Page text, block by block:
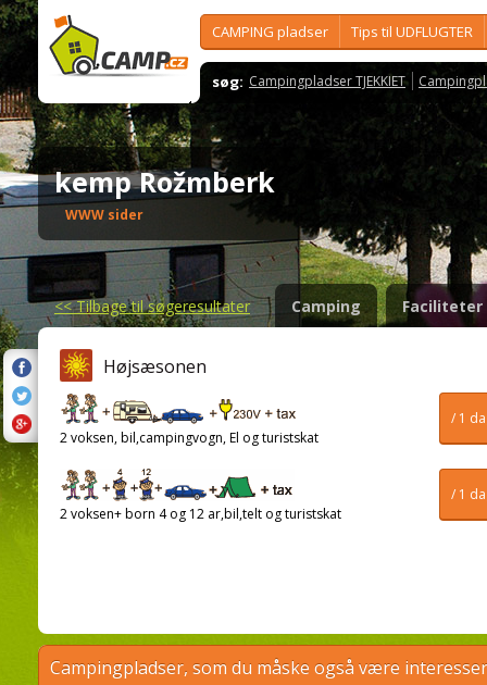
CAMPING pladser Tips til UDFLUGTER
søg: Campingpladser TJEKKIET
kemp Rožmberk
WWW sider
<<Tilbage til søgeresultater Camping Faciliteter
Højsæsonen
/ 1
2 voksen, bil,campingvogn, El og turistskat
/ 1
2 voksen+ born 4 og 12 ar,bil,telt og turistskat
Campingpladser, som du måske også være